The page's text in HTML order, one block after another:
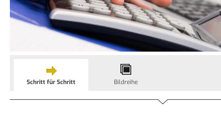
Schritt für Schritt Bildreihe